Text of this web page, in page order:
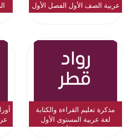
عربية الصف الأول الفصل الأول
مذكرة تعليم القراءة والكتابة
لغة عربية المستوى الأول